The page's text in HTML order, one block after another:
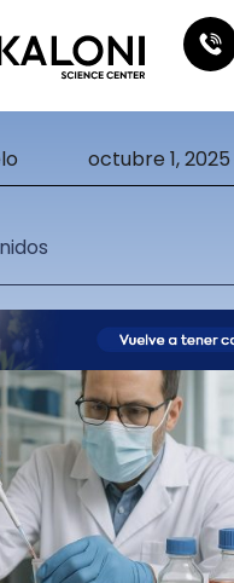
octubre 1, 2025